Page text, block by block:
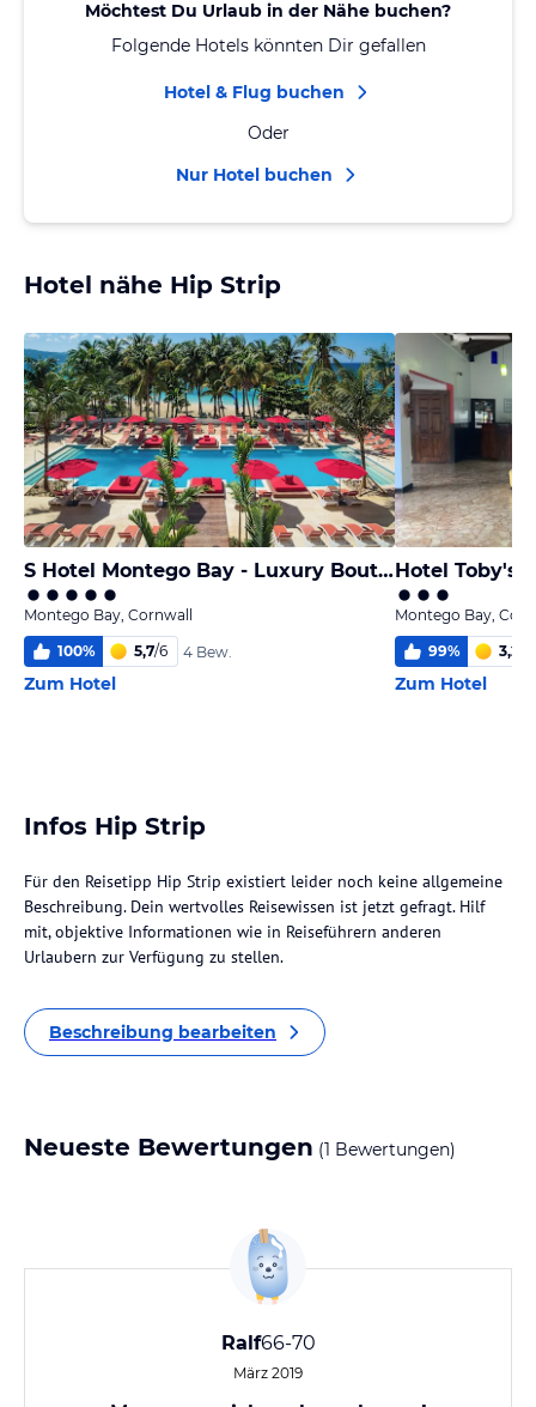
Möchtest Du Urlaub in der Nähe buchen?
Folgende Hotels könnten Dir gefallen
Hotel & Flug buchen
Oder
Nur Hotel buchen
Hotel nähe Hip Strip
S Hotel Montego Bay - Luxury Boutique All-Inclusive Hotel
Montego Bay, Cornwall
100% 5,7/6 4 Bew.
Zum Hotel
Hotel Toby's
Montego Bay,
99% 3,2
Zum Hotel
Infos Hip Strip
Für den Reisetipp Hip Strip existiert leider noch keine allgemeine
Beschreibung. Dein wertvolles Reisewissen ist jetzt gefragt. Hilf
mit, objektive Informationen wie in Reiseführern anderen
Urlaubern zur Verfügung zu stellen.
Beschreibung bearbeiten
Neueste Bewertungen (1 Bewertungen)
Ralf66-70
März 2019